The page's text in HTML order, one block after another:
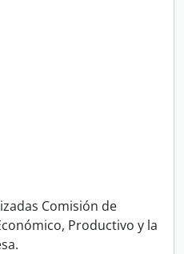
Comisión de
Productivo y la